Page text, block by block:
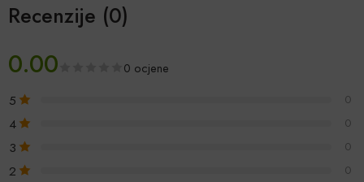
Recenzije (0)
0.00 0 ocjene
5 0
4 0
3 0
2 0